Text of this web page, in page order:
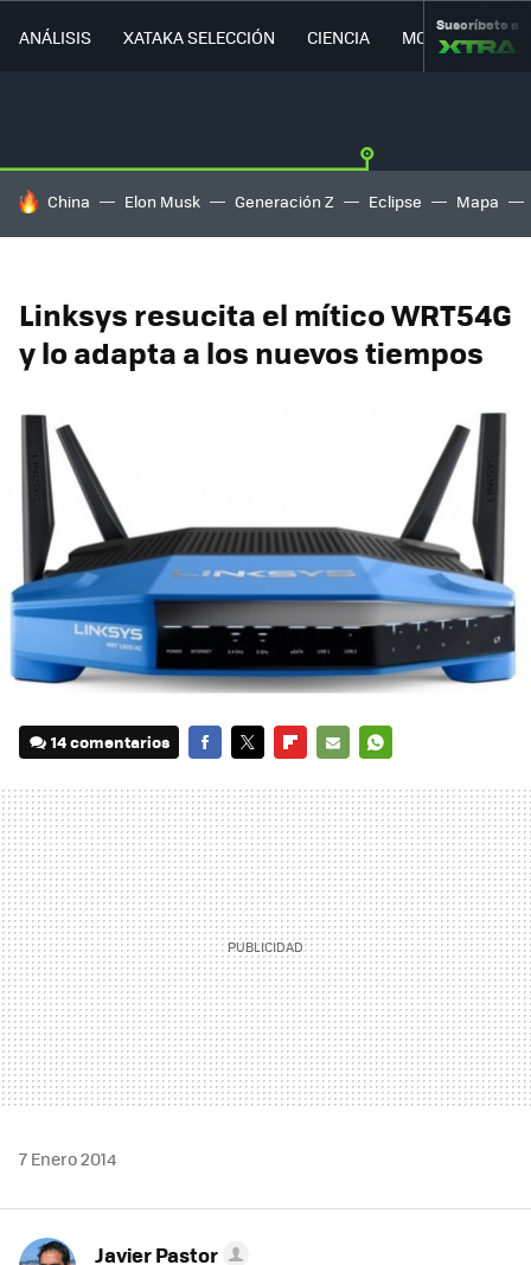
ANÁLISIS XATAKA SELECCIÓN CIENCIA MOVILIDAD
Suscríbete a
HOY SE HABLA DE
China Elon Musk Generación Z Eclipse Mapa
Linksys resucita el mítico WRT54G
y lo adapta a los nuevos tiempos
14 comentarios
MAIL
7 Enero 2014
Javier Pastor